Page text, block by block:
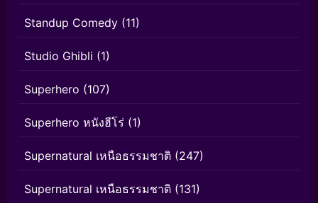
Standup Comedy (11)
Studio Ghibli (1)
Superhero (107)
Superhero หนังฮีโร่ (1)
Supernatural เหนือธรรมชาติ (247)
Supernatural เหนือธรรมชาติ (131)